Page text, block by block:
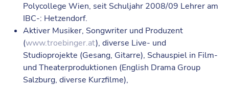
Polycollege Wien, seit Schuljahr 2008/09 Lehrer am
IBC-: Hetzendorf.
Aktiver Musiker, Songwriter und Produzent
(www.troebinger.at), diverse Live- und
Studioprojekte (Gesang, Gitarre), Schauspiel in Film-
und Theaterproduktionen (English Drama Group
Salzburg, diverse Kurzfilme),